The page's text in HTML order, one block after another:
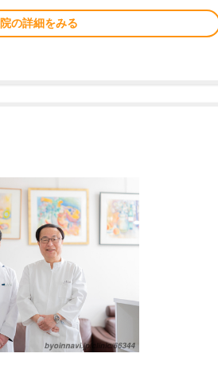
の詳細をみる